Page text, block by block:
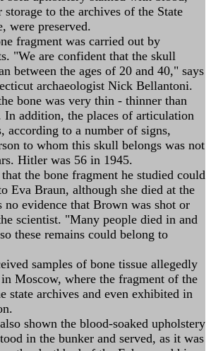
to the archives of the State
were preserved.
fragment was carried out by
"We are confident that the skull
between the ages of 20 and 40," says
archaeologist Nick Bellantoni.
bone was very thin - thinner than
In addition, the places of articulation
according to a number of signs,
to whom this skull belongs was not
Hitler was 56 in 1945.
the bone fragment he studied could
Eva Braun, although she died at the
no evidence that Brown was shot or
scientist. "Many people died in and
these remains could belong to
samples of bone tissue allegedly
Moscow, where the fragment of the
state archives and even exhibited in
shown the blood-soaked upholstery
in the bunker and served, as it was